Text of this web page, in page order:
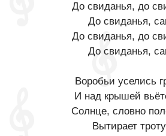
До свиданья, до
До свиданья,
До свиданья, до
До свиданья,
Воробьи уселись
И над крышей
Солнце, словно
Вытирает